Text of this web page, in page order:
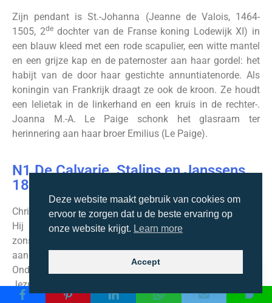
Zijn pendant is St.-Johanna (Jeanne de Valois, 1464-
1505, 2dedochter van de Franse koning Lodewijk XI) in
een blauw kleed met een rode scapulier, een witte mantel
en een grijze kap en de paternoster aan haar gordel: het
habijt van de door haar gestichte annuntiatenorde. Als
koningin van Frankrijk draagt ze ook de kroon. Ze houdt
een lelietak in de linkerhand en een kruis in de rechter-.
Joanna M.-A. Le Paige schonk het glasraam ter
herinnering aan haar broer Emilius (Le Paige).
N1 De Calvarie, Stalins en Janssens,
1887
Christus, met een witte lendendoek, hangt aan het kruis.
Hij heeft nog de doornenkroon op. De beginnende
zonsverduistering tegen de donkerblauwe hemel geeft
aan dat het moment van zijn sterven is aangebroken.
Onder aan het kruis ligt een schedel aan de voeten van
Jezus: een verwijzing naar het legendarische graf van
Adam. Bovenaan het kruis staat het opschrift “Jezus, de
NL
Deze website maakt gebruik van cookies om
ervoor te zorgen dat u de beste ervaring op
onze website krijgt. Learn more
Accept